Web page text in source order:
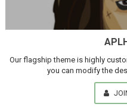
Our flagship theme is highly
you can modify the